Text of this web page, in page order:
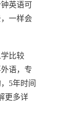
英语可
一样会
比较
语，专
5年时间
更多详